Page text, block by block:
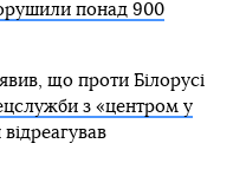
понад 900
що проти Білорусі
з «центром у